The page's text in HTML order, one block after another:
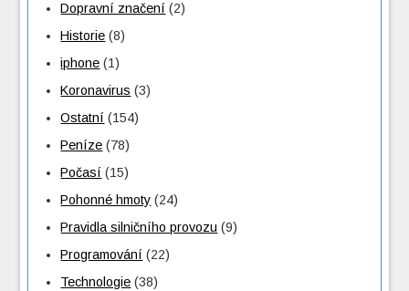
Dopravní značení (2)
Historie (8)
iphone (1)
Koronavirus (3)
Ostatní (154)
Peníze (78)
Počasí (15)
Pohonné hmoty (24)
Pravidla silničního provozu (9)
Programování (22)
Technologie (38)